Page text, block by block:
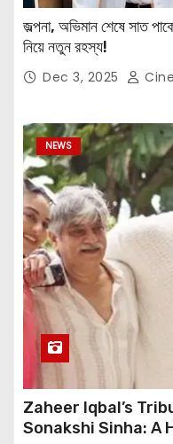
জল্পনা, অভিমান শেষে সাত
নিয়ে নতুন রহস্য!
Dec 3, 2025
NEWS
Zaheer Iqbal’s
Sonakshi Sinha: